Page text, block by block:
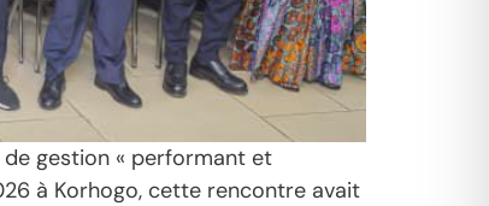
gestion « performant et
à Korhogo, cette rencontre avait